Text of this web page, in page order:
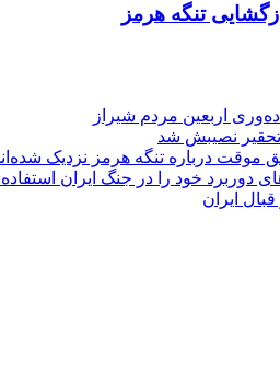
تنگه هرمز
اربعین مردم شیراز
تحقیر نصیبش شد
موقت درباره تنگه هرمز نزدیک
دوربرد خود را در جنگ ایران
ایران